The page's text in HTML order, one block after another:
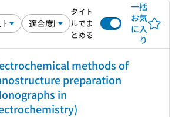
タイト
ルでま
とめる
一括
お気
に入
り
methods of
preparation
in